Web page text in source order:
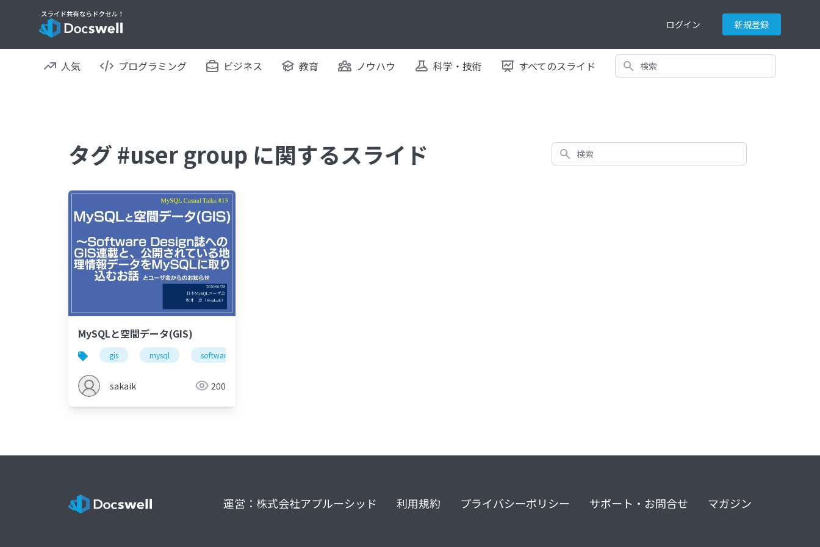
ログイン 新規登録
人気 プログラミング ビジネス 教育 ノウハウ 科学・技術 すべてのスライド 検索
タグ #user group に関するスライド 検索
MySQLと空間データ(GIS)
gis mysql software design
sakaik 200
運営：株式会社アプルーシッド 利用規約 プライバシーポリシー サポート・お問合せ マガジン